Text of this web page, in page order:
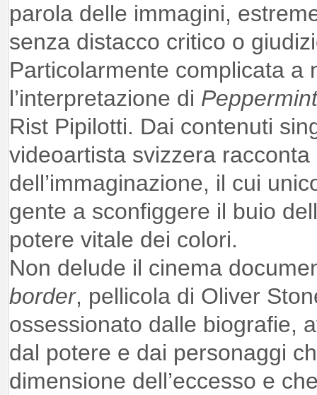
parola delle immagini,
senza distacco critico o
Particolarmente complicata a
l’interpretazione di
Rist Pipilotti. Dai contenuti
videoartista svizzera racconta
dell’immaginazione, il cui
gente a sconfiggere il buio
potere vitale dei colori.
Non delude il cinema
border, pellicola di Oliver
ossessionato dalle biografie,
dal potere e dai personaggi
dimensione dell’eccesso e